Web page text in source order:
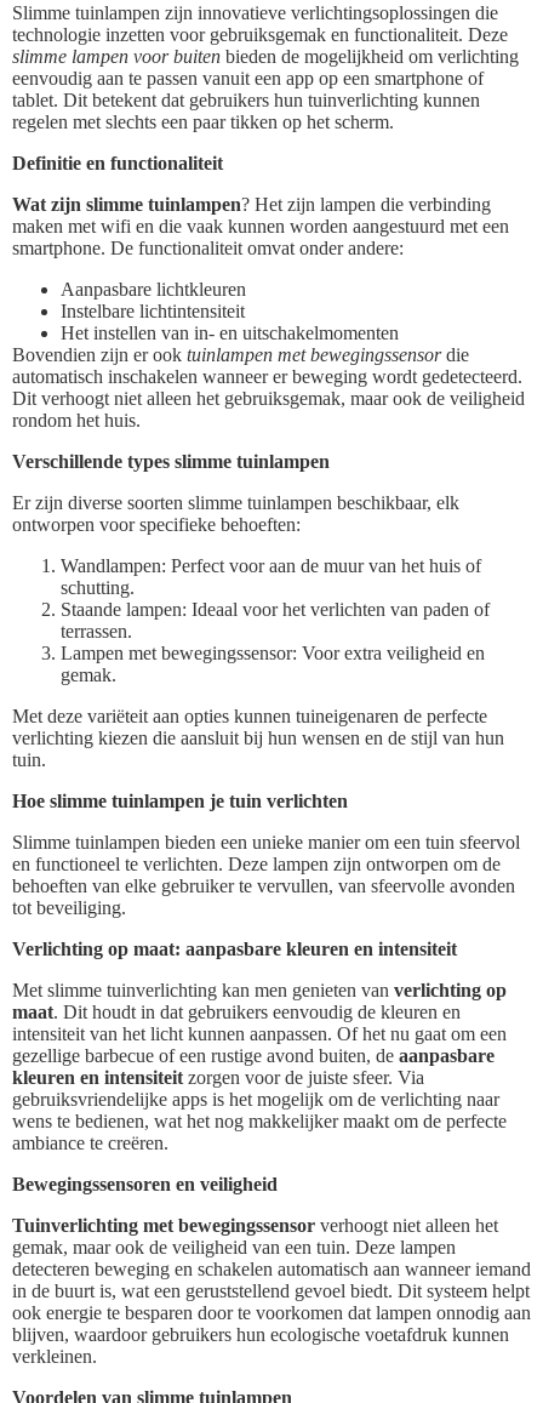
Slimme tuinlampen zijn innovatieve verlichtingsoplossingen die
technologie inzetten voor gebruiksgemak en functionaliteit. Deze
slimme lampen voor buiten bieden de mogelijkheid om verlichting
eenvoudig aan te passen vanuit een app op een smartphone of
tablet. Dit betekent dat gebruikers hun tuinverlichting kunnen
regelen met slechts een paar tikken op het scherm.
Definitie en functionaliteit
Wat zijn slimme tuinlampen? Het zijn lampen die verbinding
maken met wifi en die vaak kunnen worden aangestuurd met een
smartphone. De functionaliteit omvat onder andere:
Aanpasbare lichtkleuren
Instelbare lichtintensiteit
Het instellen van in- en uitschakelmomenten
Bovendien zijn er ook tuinlampen met bewegingssensordie
automatisch inschakelen wanneer er beweging wordt gedetecteerd.
Dit verhoogt niet alleen het gebruiksgemak, maar ook de veiligheid
rondom het huis.
Verschillende types slimme tuinlampen
Er zijn diverse soorten slimme tuinlampen beschikbaar, elk
ontworpen voor specifieke behoeften:
Wandlampen: Perfect voor aan de muur van het huis of
schutting.
Staande lampen: Ideaal voor het verlichten van paden of
terrassen.
Lampen met bewegingssensor: Voor extra veiligheid en
gemak.
Met deze variëteit aan opties kunnen tuineigenaren de perfecte
verlichting kiezen die aansluit bij hun wensen en de stijl van hun
tuin.
Hoe slimme tuinlampen je tuin verlichten
Slimme tuinlampen bieden een unieke manier om een tuin sfeervol
en functioneel te verlichten. Deze lampen zijn ontworpen om de
behoeften van elke gebruiker te vervullen, van sfeervolle avonden
tot beveiliging.
Verlichting op maat: aanpasbare kleuren en intensiteit
Met slimme tuinverlichting kan men genieten van verlichting op
maat. Dit houdt in dat gebruikers eenvoudig de kleuren en
intensiteit van het licht kunnen aanpassen. Of het nu gaat om een
gezellige barbecue of een rustige avond buiten, de aanpasbare
kleuren en intensiteit zorgen voor de juiste sfeer. Via
gebruiksvriendelijke apps is het mogelijk om de verlichting naar
wens te bedienen, wat het nog makkelijker maakt om de perfecte
ambiance te creëren.
Bewegingssensoren en veiligheid
Tuinverlichting met bewegingssensor verhoogt niet alleen het
gemak, maar ook de veiligheid van een tuin. Deze lampen
detecteren beweging en schakelen automatisch aan wanneer iemand
in de buurt is, wat een geruststellend gevoel biedt. Dit systeem helpt
ook energie te besparen door te voorkomen dat lampen onnodig aan
blijven, waardoor gebruikers hun ecologische voetafdruk kunnen
verkleinen.
Voordelen van slimme tuinlampen